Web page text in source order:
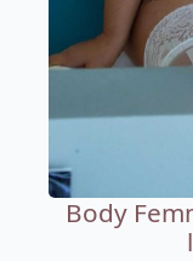
Body